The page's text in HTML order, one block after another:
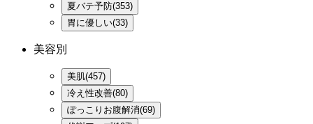
夏バテ予防(353)
胃に優しい(33)
美容別
美肌(457)
冷え性改善(80)
ぽっこりお腹解消(69)